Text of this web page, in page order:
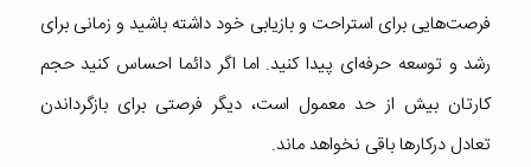
فرصت‌هایی برای استراحت و بازیابی خود داشته باشید و زمانی برای
رشد و توسعه حرفه‌ای پیدا کنید. اما اگر دائما احساس کنید حجم
کارتان بیش از حد معمول است، دیگر فرصتی برای بازگرداندن
تعادل درکارها باقی نخواهد ماند.